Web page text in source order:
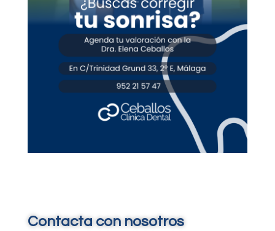
Contacta con nosotros